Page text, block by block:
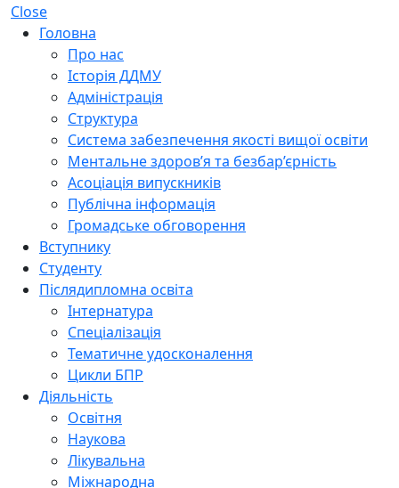
Close
Головна
Про нас
Історія ДДМУ
Адміністрація
Структура
Система забезпечення якості вищої освіти
Ментальне здоров’я та безбар’єрність
Асоціація випускників
Публічна інформація
Громадське обговорення
Вступнику
Студенту
Післядипломна освіта
Інтернатура
Спеціалізація
Тематичне удосконалення
Цикли БПР
Діяльність
Освітня
Наукова
Лікувальна
Міжнародна